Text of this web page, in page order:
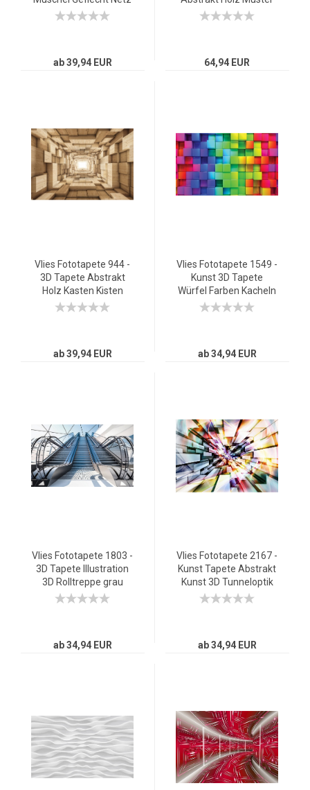
Tunnel Spirale 3D beige
ab 39,94 EUR
Rechtecke Design
64,94 EUR
Vlies Fototapete 944 -
3D Tapete Abstrakt
Holz Kasten Kisten
Rechteck Tunnel 3D
ab 39,94 EUR
Vlies Fototapete 1549 -
Kunst 3D Tapete
Würfel Farben Kacheln
bunt
ab 34,94 EUR
Vlies Fototapete 1803 -
3D Tapete Illustration
3D Rolltreppe grau
ab 34,94 EUR
Vlies Fototapete 2167 -
Kunst Tapete Abstrakt
Kunst 3D Tunneloptik
Kacheln bunt
ab 34,94 EUR